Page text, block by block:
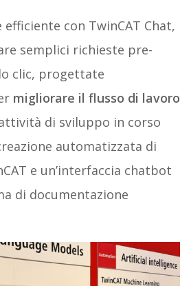
efficiente con TwinCAT Chat,
semplici richieste pre-
clic, progettate
migliorare il flusso di lavoro
di sviluppo in corso
automatizzata di
e un’interfaccia chatbot
di documentazione